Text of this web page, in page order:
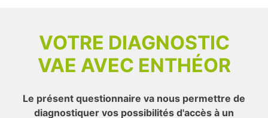
VOTRE DIAGNOSTIC
VAE AVEC ENTHÉOR
Le présent questionnaire va nous permettre de
diagnostiquer vos possibilités d'accès à un